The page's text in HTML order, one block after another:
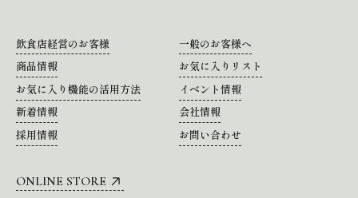
飲食店経営のお客様
一般のお客様へ
商品情報
お気に入りリスト
お気に入り機能の活用方法
イベント情報
新着情報
会社情報
採用情報
お問い合わせ
ONLINE STORE